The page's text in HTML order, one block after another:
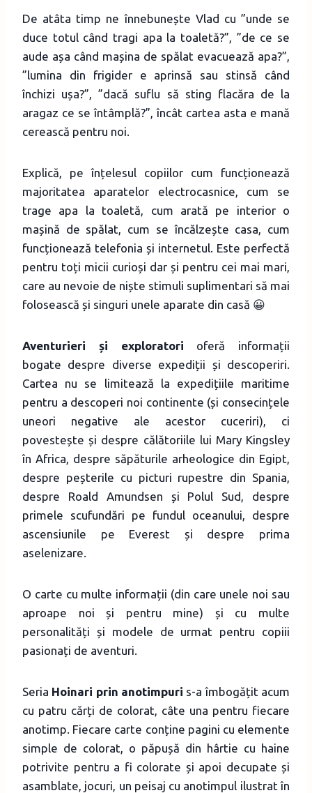
De atâta timp ne înnebunește Vlad cu ”unde se
duce totul când tragi apa la toaletă?”, ”de ce se
aude așa când mașina de spălat evacuează apa?”,
”lumina din frigider e aprinsă sau stinsă când
închizi ușa?”, ”dacă suflu să sting flacăra de la
aragaz ce se întâmplă?”, încât cartea asta e mană
cerească pentru noi.
Explică, pe înțelesul copiilor cum funcționează
majoritatea aparatelor electrocasnice, cum se
trage apa la toaletă, cum arată pe interior o
mașină de spălat, cum se încălzește casa, cum
funcționează telefonia și internetul. Este perfectă
pentru toți micii curioși dar și pentru cei mai mari,
care au nevoie de niște stimuli suplimentari să mai
folosească și singuri unele aparate din casă 😀
Aventurieri și exploratori oferă informații
bogate despre diverse expediții și descoperiri.
Cartea nu se limitează la expedițiile maritime
pentru a descoperi noi continente (și consecințele
uneori negative ale acestor cuceriri), ci
povestește și despre călătoriile lui Mary Kingsley
în Africa, despre săpăturile arheologice din Egipt,
despre peșterile cu picturi rupestre din Spania,
despre Roald Amundsen și Polul Sud, despre
primele scufundări pe fundul oceanului, despre
ascensiunile pe Everest și despre prima
aselenizare.
O carte cu multe informații (din care unele noi sau
aproape noi și pentru mine) și cu multe
personalități și modele de urmat pentru copiii
pasionați de aventuri.
Seria Hoinari prin anotimpuri s-a îmbogățit acum
cu patru cărți de colorat, câte una pentru fiecare
anotimp. Fiecare carte conține pagini cu elemente
simple de colorat, o păpușă din hârtie cu haine
potrivite pentru a fi colorate și apoi decupate și
asamblate, jocuri, un peisaj cu anotimpul ilustrat în